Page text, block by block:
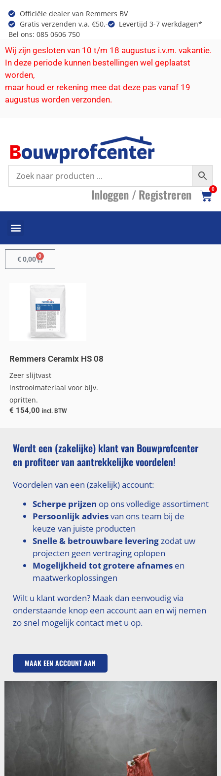
Officiële dealer van Remmers BV
Gratis verzenden v.a. €50,-
Levertijd 3-7 werkdagen*
Bel ons: 085 0606 750
Wij zijn gesloten van 10 t/m 18 augustus i.v.m. vakantie.
In deze periode kunnen bestellingen wel geplaatst
worden,
maar houd er rekening mee dat deze pas vanaf 19
augustus worden verzonden.
Inloggen /Registreren 0
€0,00 0
Remmers Ceramix HS 08
Zeer slijtvast
instrooimateriaal voor bijv.
opritten.
€ 154,00 incl. BTW
Wordt een (zakelijke) klant van Bouwprofcenter
en profiteer van aantrekkelijke voordelen!
Voordelen van een (zakelijk) account:
Scherpe prijzen op ons volledige assortiment
Persoonlijk adviesvan ons team bij de
keuze van juiste producten
Snelle & betrouwbare leveringzodat uw
projecten geen vertraging oplopen
Mogelijkheid tot grotere afnamesen
maatwerkoplossingen
Wilt u klant worden? Maak dan eenvoudig via
onderstaande knop een account aan en wij nemen
zo snel mogelijk contact met u op.
MAAK EEN ACCOUNT AAN